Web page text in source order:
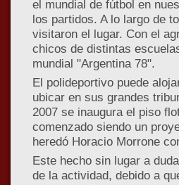
el mundial de fútbol en
los partidos. A lo largo de
visitaron el lugar. Con el
chicos de distintas
mundial "Argentina 78".
El polideportivo puede
ubicar en sus grandes
2007 se inaugura el piso
comenzado siendo un
heredó Horacio Morrone
Este hecho sin lugar a
de la actividad, debido a